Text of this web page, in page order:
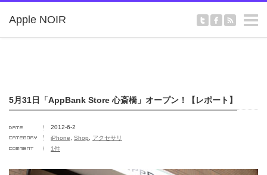
Apple NOIR
5月31日「AppBank Store 心斎橋」オープン！【レポート】
2012-6-2
iPhone
Shop
アクセサリ
1件